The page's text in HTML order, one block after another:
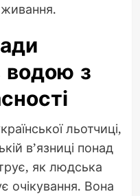
водою з
льотчиці,
в’язниці понад
як людська
очікування. Вона